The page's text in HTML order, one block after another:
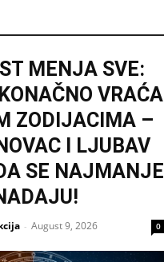
MENJA SVE:
VRAĆA
ZODIJACIMA –
I LJUBAV
SE NAJMANJE
- August 9, 2026 0